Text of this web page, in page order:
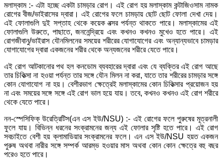
মলাস্কাম :- এটা হচ্ছে একটা চামড়ার রোগ। এই রোগ হয় মলাস্কাম কন্টাজিওসাম নামক
রোগের বীজ/ভাইরাসের দ্বারা। এই রোগের ফলে চামড়ায় ছোট ছোট ফোলা দেখা দেয়।
এই ফোলাগুলি দুই সপ্তাহ থেকে কয়েক বত্সর পর্যন্ত থাকতে পারে। মলাস্কামের এই
ফোলাগুলি উরুতে, পাছাতে, জননেন্দ্রিয়ে এবং কখনও কখনও মুখেও হতে পারে। এই
রোগজীবানু/ভাইরাস যৌনমিলনের সময়ের শরীরের যোগাযোগের এবং অন্যান্যভাবে চামড়ার
যোগাযোগের দ্বারা একজনের শরীর থেকে অন্যজনের শরীরে যেতে পারে।
এই রোগ আটকানোর পথ হল কনডোম ব্যবহারের দ্বারা এবং যে ব্যক্তির এই রোগ আছে
তার চিকিত্সা না হওয়া পর্যন্ত তার সঙ্গে যৌন মিলন না করা, যাতে তার শরীরের চামড়ার সঙ্গে
কোন যোগাযোগ না হয়। বেশীরভাগ ক্ষেত্রেই মলাস্কামের কোন চিকিত্সার প্রয়োজন হয়
না এবং সময়ের সঙ্গে সঙ্গে এই রোগ ভাল হয়ে যায়। তবে, কখনও কখনও এই রোগ শরীরে
থেকে যেতে পারে।
নন-স্পেসিফিক্‌ উরেত্রিটিস(এন এস ইউ/NSU) :- এই রোগের ফলে পুরুষের মূত্রনালী
ফুলে যায়। বিভিন্ন ধরনের সংক্রামনের জন্য এই ফোলার সৃষ্টি হতে পারে। এই রোগ
সবচাইতে বেশী হয় ক্লামাডিয়ার সংক্রামনের ফলে। এন এস ইউ/NSU হয়ত একজন
পুরুষ অথবা নারীর সঙ্গে সম্পর্ক আরম্ভ হওয়ার মাস অথবা কোন কোন ক্ষেত্রে বহু বছর
পরেও হতে পারে।